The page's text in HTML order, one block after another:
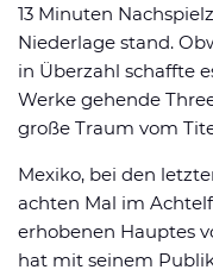
13 Minuten
Niederlage stand.
in Überzahl schaffte
Werke gehende
große Traum vom
Mexiko, bei den
achten Mal im
erhobenen Hauptes
hat mit seinem